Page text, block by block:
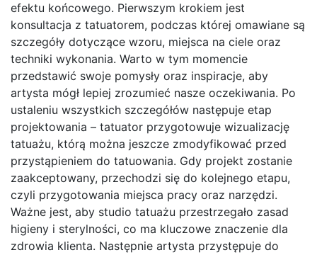
efektu końcowego. Pierwszym krokiem jest
konsultacja z tatuatorem, podczas której omawiane są
szczegóły dotyczące wzoru, miejsca na ciele oraz
techniki wykonania. Warto w tym momencie
przedstawić swoje pomysły oraz inspiracje, aby
artysta mógł lepiej zrozumieć nasze oczekiwania. Po
ustaleniu wszystkich szczegółów następuje etap
projektowania – tatuator przygotowuje wizualizację
tatuażu, którą można jeszcze zmodyfikować przed
przystąpieniem do tatuowania. Gdy projekt zostanie
zaakceptowany, przechodzi się do kolejnego etapu,
czyli przygotowania miejsca pracy oraz narzędzi.
Ważne jest, aby studio tatuażu przestrzegało zasad
higieny i sterylności, co ma kluczowe znaczenie dla
zdrowia klienta. Następnie artysta przystępuje do